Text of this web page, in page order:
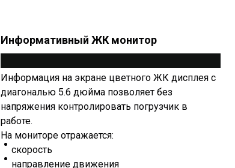
Информативный ЖК монитор
Информация на экране цветного ЖК дисплея с
диагональю 5.6 дюйма позволяет без
напряжения контролировать погрузчик в
работе.
На мониторе отражается:
скорость
направление движения